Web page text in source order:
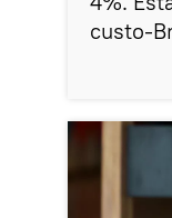
custo-